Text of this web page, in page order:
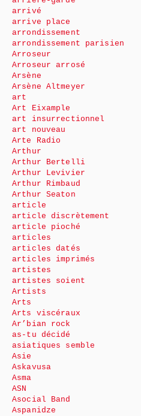
arrivé
arrive place
arrondissement
arrondissement parisien
Arroseur
Arroseur arrosé
Arsène
Arsène Altmeyer
art
Art Eixample
art insurrectionnel
art nouveau
Arte Radio
Arthur
Arthur Bertelli
Arthur Levivier
Arthur Rimbaud
Arthur Seaton
article
article discrètement
article pioché
articles
articles datés
articles imprimés
artistes
artistes soient
Artists
Arts
Arts viscéraux
Ar’bian rock
as-tu décidé
asiatiques semble
Asie
Askavusa
Asma
ASN
Asocial Band
Aspanidze